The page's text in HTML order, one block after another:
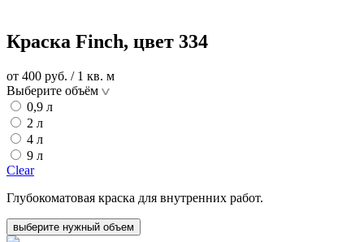
Краска Finch, цвет 334
от 400 руб. / 1 кв. м
Выберите объём
0,9 л
2 л
4 л
9 л
Clear
Глубокоматовая краска для внутренних работ.
выберите нужный объем